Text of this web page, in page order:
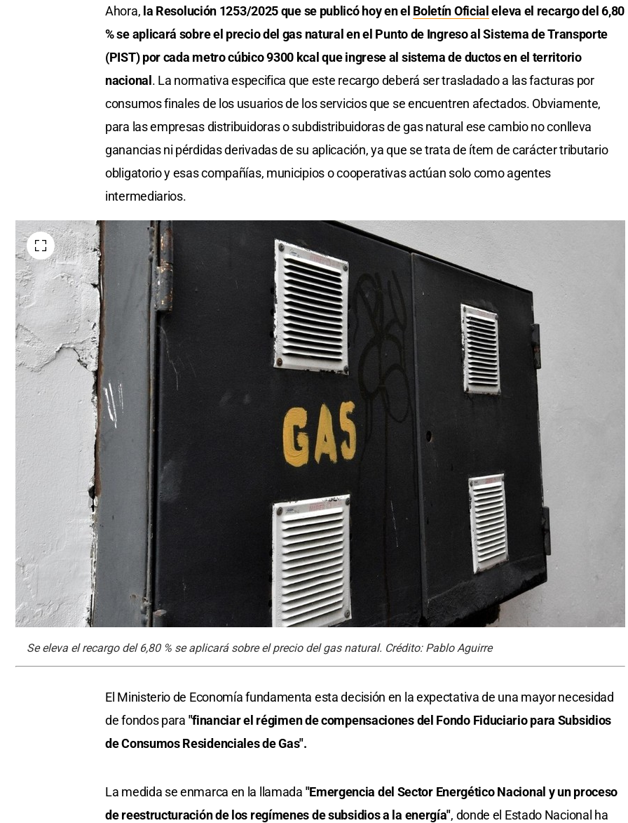
Ahora, la Resolución 1253/2025 que se publicó hoy en el Boletín Oficial eleva el recargo del 6,80
% se aplicará sobre el precio del gas natural en el Punto de Ingreso al Sistema de Transporte
(PIST) por cada metro cúbico 9300 kcal que ingrese al sistema de ductos en el territorio
nacional . La normativa especifica que este recargo deberá ser trasladado a las facturas por
consumos finales de los usuarios de los servicios que se encuentren afectados. Obviamente,
para las empresas distribuidoras o subdistribuidoras de gas natural ese cambio no conlleva
ganancias ni pérdidas derivadas de su aplicación, ya que se trata de ítem de carácter tributario
obligatorio y esas compañías, municipios o cooperativas actúan solo como agentes
intermediarios.
Se eleva el recargo del 6,80 % se aplicará sobre el precio del gas natural. Crédito: Pablo Aguirre
El Ministerio de Economía fundamenta esta decisión en la expectativa de una mayor necesidad
de fondos para "financiar el régimen de compensaciones del Fondo Fiduciario para Subsidios
de Consumos Residenciales de Gas".
La medida se enmarca en la llamada "Emergencia del Sector Energético Nacional y un proceso
de reestructuración de los regímenes de subsidios a la energía", donde el Estado Nacional ha